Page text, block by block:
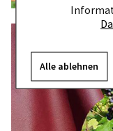
Alle ablehnen